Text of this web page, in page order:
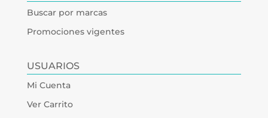
Buscar por marcas
Promociones vigentes
USUARIOS
Mi Cuenta
Ver Carrito